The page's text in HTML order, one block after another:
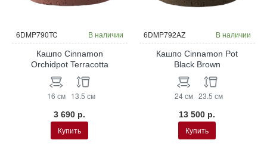
6DMP790TC В наличии
Кашпо Cinnamon
Orchidpot Terracotta
16 см 13.5 см
3 690 р.
Купить
6DMP792AZ В наличии
Кашпо Cinnamon Pot
Black Brown
24 см 23.5 см
13 500 р.
Купить